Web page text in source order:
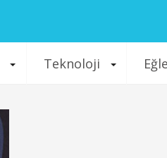
Teknoloji